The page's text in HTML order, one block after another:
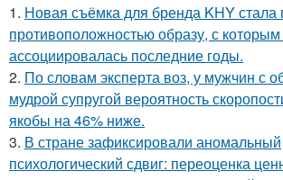
1. Новая съёмка для бренда KHY стала
противоположностью образу, с которым
ассоциировалась последние годы.
2. По словам эксперта воз, у мужчин с
мудрой супругой вероятность
якобы на 46% ниже.
3. В стране зафиксировали аномальный
психологический сдвиг: переоценка